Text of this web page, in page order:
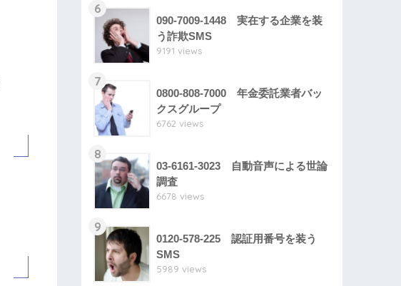
6
090-7009-1448 実在する企業を装
う詐欺SMS
9191 views
7
0800-808-7000 年金委託業者バッ
クスグループ
6762 views
8
03-6161-3023 自動音声による世論
調査
6678 views
9
0120-578-225 認証用番号を装う
SMS
5989 views